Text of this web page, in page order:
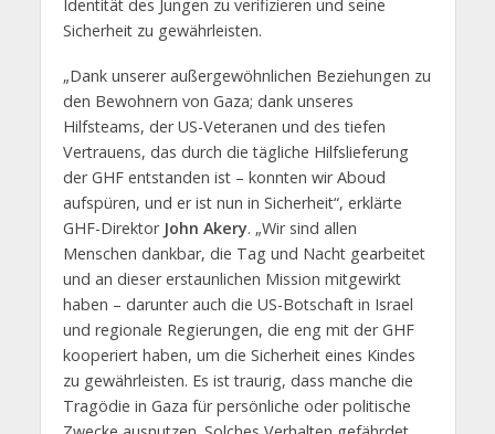
Identität des Jungen zu verifizieren und seine
Sicherheit zu gewährleisten.
„Dank unserer außergewöhnlichen Beziehungen zu
den Bewohnern von Gaza; dank unseres
Hilfsteams, der US-Veteranen und des tiefen
Vertrauens, das durch die tägliche Hilfslieferung
der GHF entstanden ist – konnten wir Aboud
aufspüren, und er ist nun in Sicherheit“, erklärte
GHF-Direktor John Akery. „Wir sind allen
Menschen dankbar, die Tag und Nacht gearbeitet
und an dieser erstaunlichen Mission mitgewirkt
haben – darunter auch die US-Botschaft in Israel
und regionale Regierungen, die eng mit der GHF
kooperiert haben, um die Sicherheit eines Kindes
zu gewährleisten. Es ist traurig, dass manche die
Tragödie in Gaza für persönliche oder politische